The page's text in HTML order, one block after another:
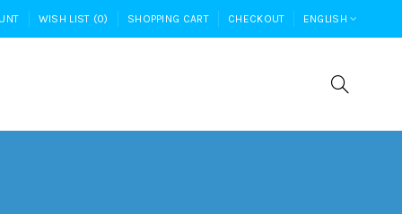
WISH LIST (0) SHOPPING CART CHECKOUT ENGLISH